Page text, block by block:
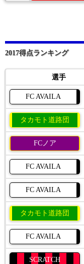
2017得点ランキング
選手
FC AVAILA
タカモト道路団
FCノア
FC AVAILA
FC AVAILA
タカモト道路団
FC AVAILA
SCRATCH